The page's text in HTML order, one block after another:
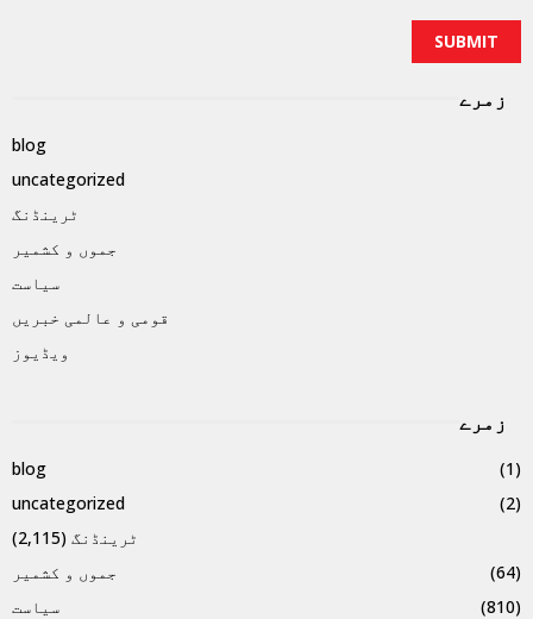
زمرے
blog
uncategorized
ٹرینڈنگ
جموں و کشمیر
سیاست
قومی و عالمی خبریں
ویڈیوز
زمرے
blog
(1)
uncategorized
(2)
ٹرینڈنگ (2,115)
جموں و کشمیر
(64)
سیاست
(810)